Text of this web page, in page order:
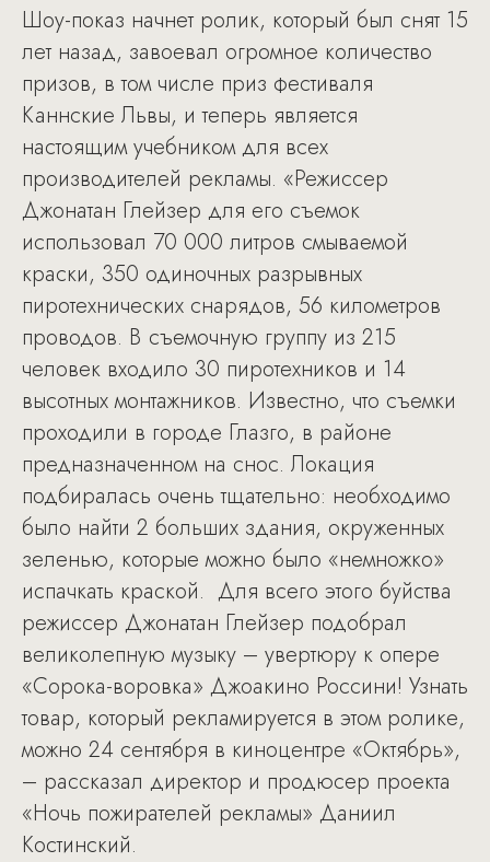
Шоу-показ начнет ролик, который был снят 15
лет назад, завоевал огромное количество
призов, в том числе приз фестиваля
Каннские Львы, и теперь является
настоящим учебником для всех
производителей рекламы. «Режиссер
Джонатан Глейзер для его съемок
использовал 70 000 литров смываемой
краски, 350 одиночных разрывных
пиротехнических снарядов, 56 километров
проводов. В съемочную группу из 215
человек входило 30 пиротехников и 14
высотных монтажников. Известно, что съемки
проходили в городе Глазго, в районе
предназначенном на снос. Локация
подбиралась очень тщательно: необходимо
было найти 2 больших здания, окруженных
зеленью, которые можно было «немножко»
испачкать краской. Для всего этого буйства
режиссер Джонатан Глейзер подобрал
великолепную музыку – увертюру к опере
«Сорока-воровка» Джоакино Россини! Узнать
товар, который рекламируется в этом ролике,
можно 24 сентября в киноцентре «Октябрь»,
– рассказал директор и продюсер проекта
«Ночь пожирателей рекламы» Даниил
Костинский.